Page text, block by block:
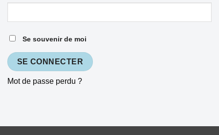
Se souvenir de moi
SE CONNECTER
Mot de passe perdu ?